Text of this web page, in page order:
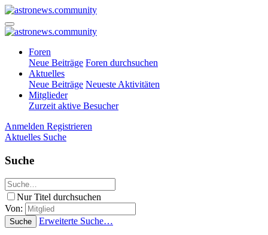
Foren
Neue Beiträge Foren durchsuchen
Aktuelles
Neue Beiträge Neueste Aktivitäten
Mitglieder
Zurzeit aktive Besucher
Anmelden Registrieren
Aktuelles Suche
Suche
Nur Titel durchsuchen
Von:
Suche Erweiterte Suche…